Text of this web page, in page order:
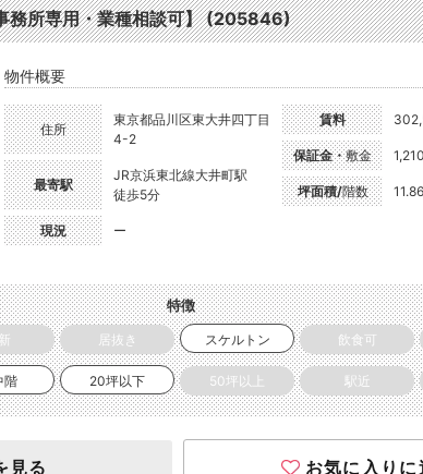
務所専用・業種相談可】 (205846)
物件概要
住所
東京都品川区東大井四丁目
4-2
最寄駅
JR京浜東北線大井町駅
徒歩5分
現況 ー
賃料
保証金・敷金
坪面積/階数
特徴
居抜き スケルトン 飲食可
階 20坪以下 50坪以上 駅近
見る お気に入りに